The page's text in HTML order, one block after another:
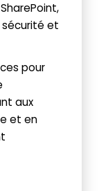
sécurité et
pour
aux
et en